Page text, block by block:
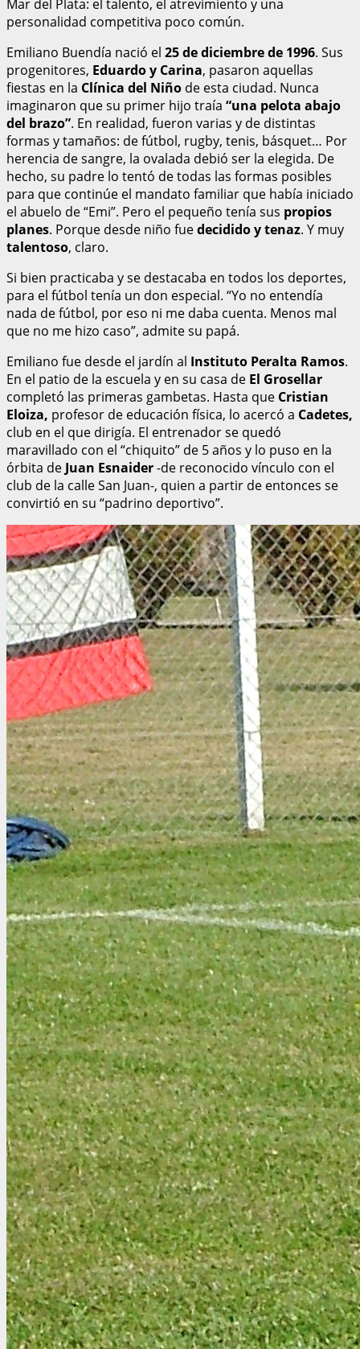
Mar del Plata: el talento, el atrevimiento y una
personalidad competitiva poco común.
Emiliano Buendía nació el 25 de diciembre de 1996. Sus
progenitores, Eduardo y Carina, pasaron aquellas
fiestas en la Clínica del Niño de esta ciudad. Nunca
imaginaron que su primer hijo traía “una pelota abajo
del brazo”. En realidad, fueron varias y de distintas
formas y tamaños: de fútbol, rugby, tenis, básquet… Por
herencia de sangre, la ovalada debió ser la elegida. De
hecho, su padre lo tentó de todas las formas posibles
para que continúe el mandato familiar que había iniciado
el abuelo de “Emi”. Pero el pequeño tenía sus propios
planes. Porque desde niño fuedecidido y tenaz. Y muy
talentoso, claro.
Si bien practicaba y se destacaba en todos los deportes,
para el fútbol tenía un don especial. “Yo no entendía
nada de fútbol, por eso ni me daba cuenta. Menos mal
que no me hizo caso”, admite su papá.
Emiliano fue desde el jardín al Instituto Peralta Ramos.
En el patio de la escuela y en su casa de El Grosellar
completó las primeras gambetas. Hasta que Cristian
Eloiza, profesor de educación física, lo acercó a Cadetes,
club en el que dirigía. El entrenador se quedó
maravillado con el “chiquito” de 5 años y lo puso en la
órbita de Juan Esnaider-de reconocido vínculo con el
club de la calle San Juan-, quien a partir de entonces se
convirtió en su “padrino deportivo”.